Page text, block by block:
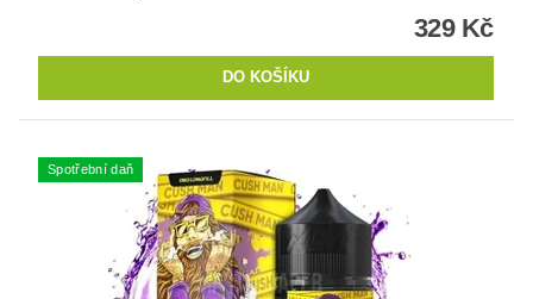
329 Kč
Spotřební daň